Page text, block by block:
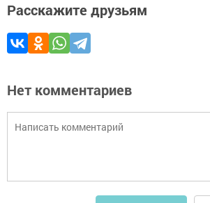
Расскажите друзьям
Нет комментариев